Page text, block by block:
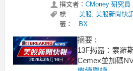
撰文者： CMoney 研究員
標
籤：
美股, 美股新聞快
BX
摘要 :
13F揭露：索羅
Cemex並加碼